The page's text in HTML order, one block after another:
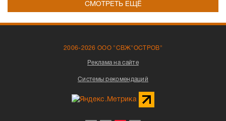
СМОТРЕТЬ ЕЩЁ
2006-2026 ООО "СВЖ"ОСТРОВ"
Реклама на сайте
Системы рекомендаций